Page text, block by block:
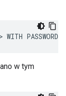
WITH PASSWORD='
w tym